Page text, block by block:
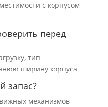
с корпусом
перед
тип
ширину корпуса.
запас?
механизмов